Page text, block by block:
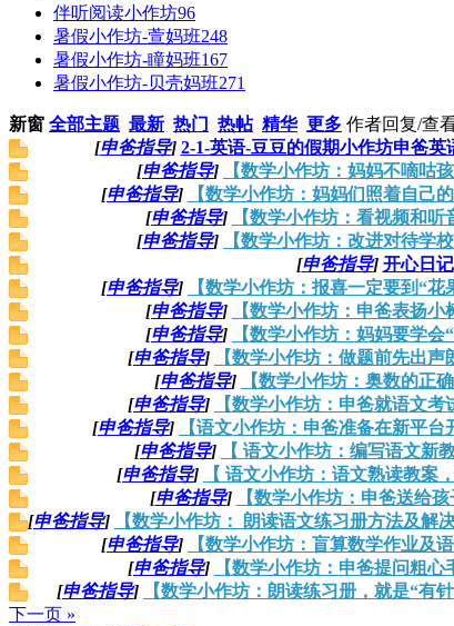
伴听阅读小作坊96
暑假小作坊-萱妈班248
暑假小作坊-瞳妈班167
暑假小作坊-贝壳妈班271
新窗 全部主题 最新 热门 热帖 精华 更多 作者回复/查
[申爸指导] 2-1-英语-豆豆的假期小作坊申爸
[申爸指导] 【数学小作坊：妈妈不嘀咕
[申爸指导] 【数学小作坊：妈妈们照着自己
[申爸指导] 【数学小作坊：看视频和听
[申爸指导] 【数学小作坊：改进对待学
[申爸指导] 开心日记
[申爸指导] 【数学小作坊：报喜一定要到“花
[申爸指导] 【数学小作坊：申爸表扬小
[申爸指导] 【数学小作坊：妈妈要学会
[申爸指导] 【数学小作坊：做题前先出声
[申爸指导] 【数学小作坊：奥数的正
[申爸指导] 【数学小作坊：申爸就语文考
[申爸指导] 【语文小作坊：申爸准备在新平台
[申爸指导] 【 语文小作坊：编写语文新
[申爸指导] 【 语文小作坊：语文熟读教案
[申爸指导] 【数学小作坊：申爸送给
[申爸指导] 【数学小作坊： 朗读语文练习册方法及解
[申爸指导] 【数学小作坊：盲算数学作业及
[申爸指导] 【数学小作坊：申爸提问粗心
[申爸指导] 【数学小作坊：朗读练习册，就是“有
下一页 »